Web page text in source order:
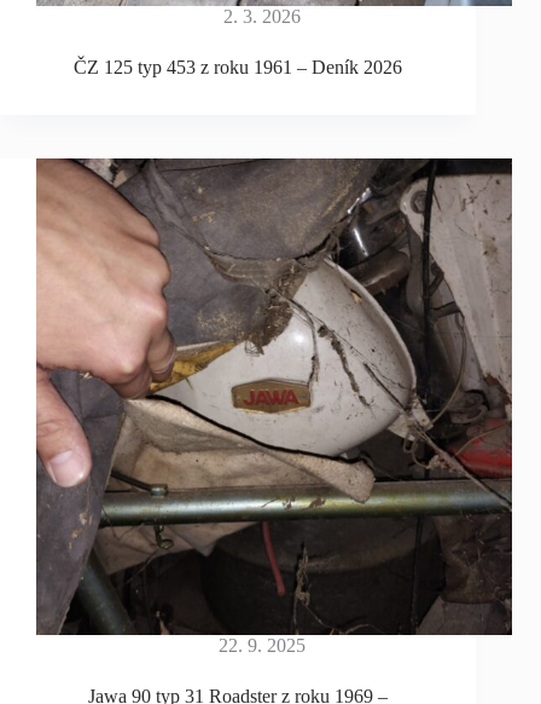
2. 3. 2026
ČZ 125 typ 453 z roku 1961 – Deník 2026
22. 9. 2025
Jawa 90 typ 31 Roadster z roku 1969 –